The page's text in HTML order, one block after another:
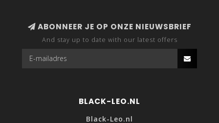
ABONNEER JE OP ONZE NIEUWSBRIEF
And stay up to date with our latest offers
BLACK-LEO.NL
Black-Leo.nl